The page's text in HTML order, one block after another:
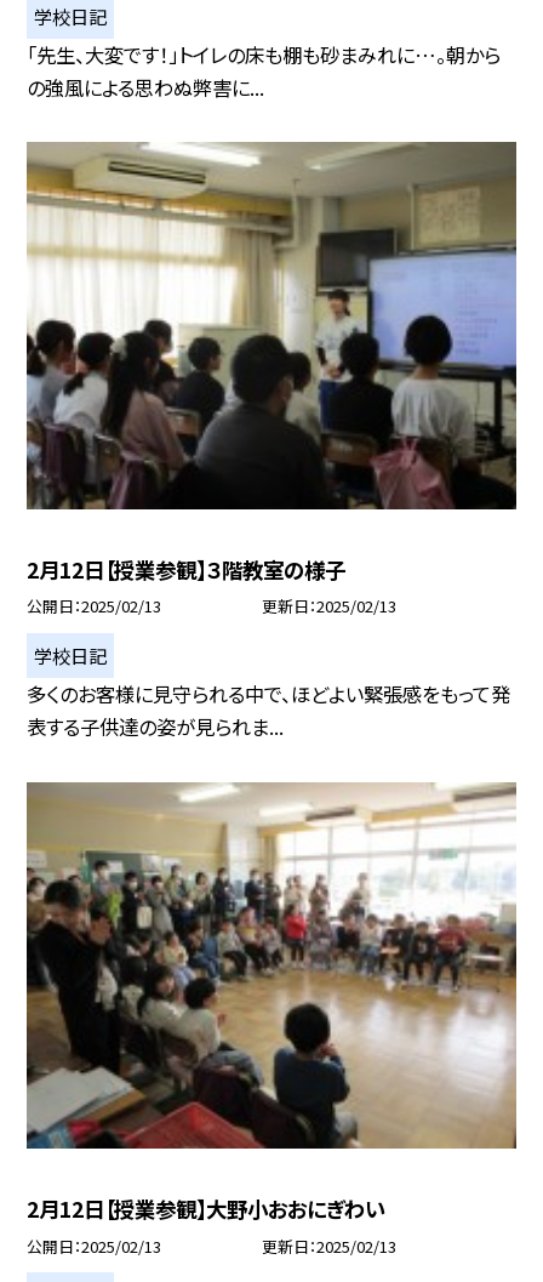
学校日記
「先生、大変です！」トイレの床も棚も砂まみれに…。朝から
の強風による思わぬ弊害に...
2月12日【授業参観】３階教室の様子
公開日 2025/02/13 更新日 2025/02/13
学校日記
多くのお客様に見守られる中で、ほどよい緊張感をもって発
表する子供達の姿が見られま...
2月12日【授業参観】大野小おおにぎわい
公開日 2025/02/13 更新日 2025/02/13